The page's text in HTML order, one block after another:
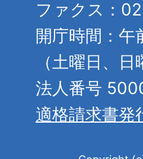
ファクス：
開庁時間：
（土曜日、
法人番号
適格請求書発